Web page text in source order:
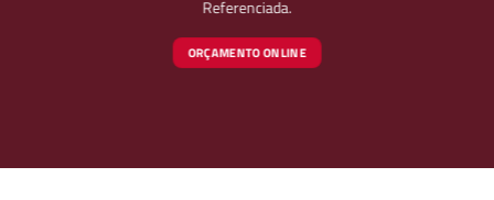
Referenciada.
ORÇAMENTO ONLINE